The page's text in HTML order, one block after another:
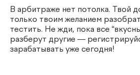
В арбитраже нет потолка. Твой
только твоим желанием
тестить. Не жди, пока все
разберут другие —
зарабатывать уже сегодня!